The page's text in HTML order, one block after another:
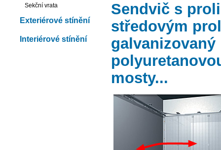
Sekční vrata
Exteriérové stínění
Interiérové stínění
Sendvič s
středovým
mosty...